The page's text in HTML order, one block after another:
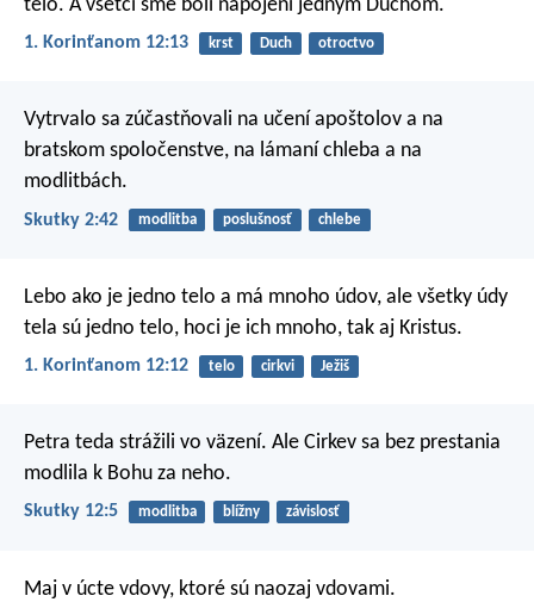
telo. A všetci sme boli napojení jedným Duchom.
1. Korinťanom 12:13 krst Duch otroctvo
Vytrvalo sa zúčastňovali na učení apoštolov a na
bratskom spoločenstve, na lámaní chleba a na
modlitbách.
Skutky 2:42 modlitba poslušnosť chlebe
Lebo ako je jedno telo a má mnoho údov, ale všetky údy
tela sú jedno telo, hoci je ich mnoho, tak aj Kristus.
1. Korinťanom 12:12 telo cirkvi Ježiš
Petra teda strážili vo väzení. Ale Cirkev sa bez prestania
modlila k Bohu za neho.
Skutky 12:5 modlitba blížny závislosť
Maj v úcte vdovy, ktoré sú naozaj vdovami.